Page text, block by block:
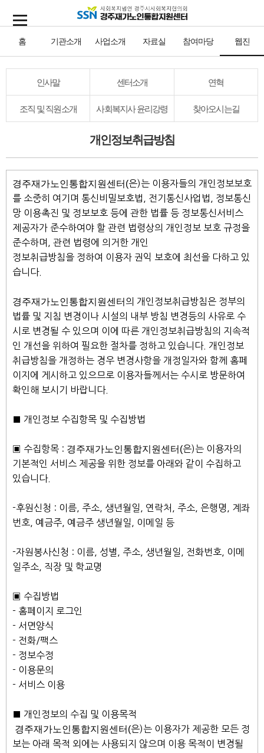
홈 기관소개 사업소개 자료실 참여마당 웹진
인사말 센터소개 연혁
조직 및 직원소개 사회복지사 윤리강령 찾아오시는길
개인정보취급방침
경주재가노인통합지원센터(은)는 이용자들의 개인정보보호
를 소중히 여기며 통신비밀보호법, 전기통신사업법, 정보통신
망 이용촉진 및 정보보호 등에 관한 법률 등 정보통신서비스
제공자가 준수하여야 할 관련 법령상의 개인정보 보호 규정을
준수하며, 관련 법령에 의거한 개인
정보취급방침을 정하여 이용자 권익 보호에 최선을 다하고 있
습니다.
경주재가노인통합지원센터 의 개인정보취급방침은 정부의
법률 및 지침 변경이나 시설의 내부 방침 변경등의 사유로 수
시로 변경될 수 있으며 이에 따른 개인정보취급방침의 지속적
인 개선을 위하여 필요한 절차를 정하고 있습니다. 개인정보
취급방침을 개정하는 경우 변경사항을 개정일자와 함께 홈페
이지에 게시하고 있으므로 이용자들께서는 수시로 방문하여
확인해 보시기 바랍니다.
■ 개인정보 수집항목 및 수집방법
▣ 수집항목 : 경주재가노인통합지원센터(은)는 이용자의
기본적인 서비스 제공을 위한 정보를 아래와 같이 수집하고
있습니다.
-후원신청 : 이름, 주소, 생년월일, 연락처, 주소, 은행명, 계좌
번호, 예금주, 예금주 생년월일, 이메일 등
-자원봉사신청 : 이름, 성별, 주소, 생년월일, 전화번호, 이메
일주소, 직장 및 학교명
▣ 수집방법
- 홈페이지 로그인
- 서면양식
- 전화/팩스
- 정보수정
- 이용문의
- 서비스 이용
■ 개인정보의 수집 및 이용목적
경주재가노인통합지원센터(은)는 이용자가 제공한 모든 정
보는 아래 목적 외에는 사용되지 않으며 이용 목적이 변경될